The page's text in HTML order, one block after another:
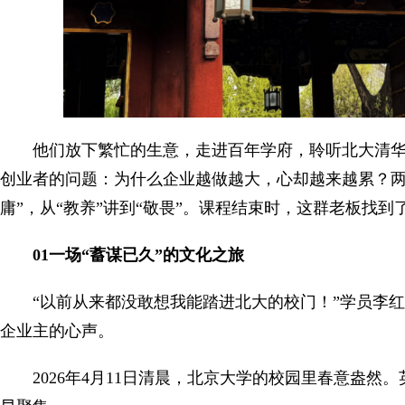
他们放下繁忙的生意，走进百年学府，聆听北大清
创业者的问题：为什么企业越做越大，心却越来越累？
庸”，从“教养”讲到“敬畏”。课程结束时，这群老板找
01一场“蓄谋已久”的文化之旅
“以前从来都没敢想我能踏进北大的校门！”学员李
企业主的心声。
2026年4月11日清晨，北京大学的校园里春意盎然